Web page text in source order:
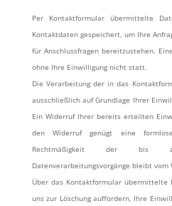
Per Kontaktformular übermittelte
Kontaktdaten gespeichert, um Ihre
für Anschlussfragen bereitzustehen.
ohne Ihre Einwilligung nicht statt.
Die Verarbeitung der in das
ausschließlich auf Grundlage Ihrer
Ein Widerruf Ihrer bereits erteilten
den Widerruf genügt eine
Rechtmäßigkeit der bis
Datenverarbeitungsvorgänge bleibt
Über das Kontaktformular übermittelte
uns zur Löschung auffordern, Ihre